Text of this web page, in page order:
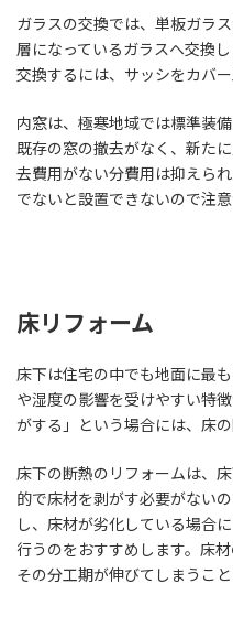
ガラスの交換では、単板ガラ
層になっているガラスへ交換
交換するには、サッシをカバ
内窓は、極寒地域では標準装
既存の窓の撤去がなく、新た
去費用がない分費用は抑えら
でないと設置できないので注意
床リフォーム
床下は住宅の中でも地面に最
や湿度の影響を受けやすい特
がする」という場合には、床
床下の断熱のリフォームは、
的で床材を剥がす必要がない
し、床材が劣化している場合
行うのをおすすめします。床
その分工期が伸びてしまうこ